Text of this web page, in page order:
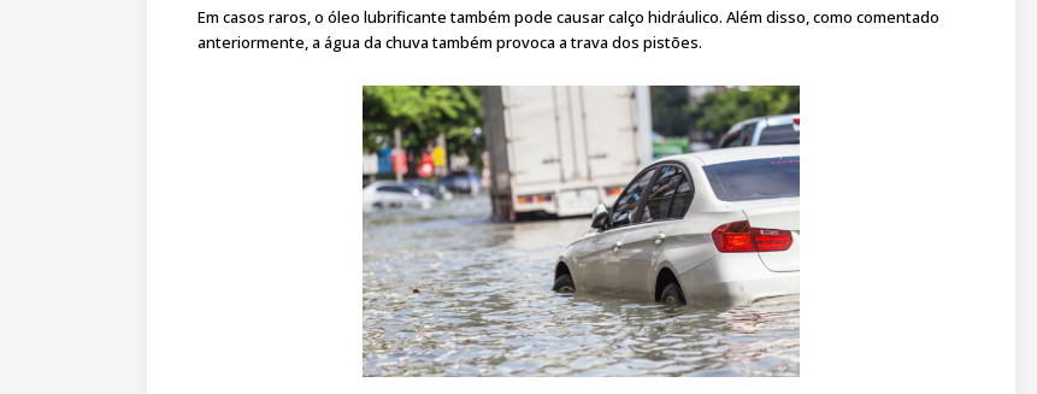
Em casos raros, o óleo lubrificante também pode causar calço hidráulico. Além disso, como comentado
anteriormente, a água da chuva também provoca a trava dos pistões.